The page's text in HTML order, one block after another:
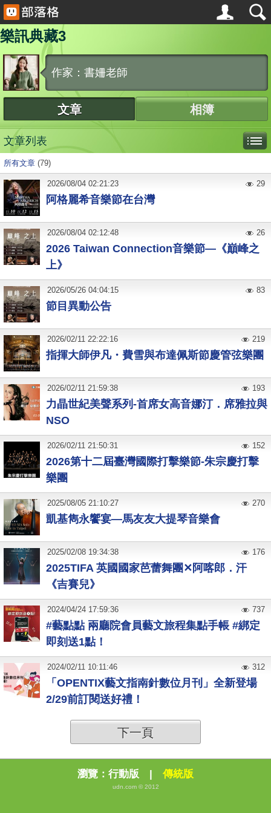
樂訊典藏3
作家：書姍老師
文章 相簿
文章列表
所有文章 (79)
​阿格麗希音樂節在台灣
2026/08/04 02:21:23 29
2026 Taiwan Connection音樂節—《巔峰之
上》
2026/08/04 02:12:48 26
節目異動公告
2026/05/26 04:04:15 83
指揮大師伊凡・費雪與布達佩斯節慶管弦樂團
2026/02/11 22:22:16 219
力晶世紀美聲系列-首席女高音娜汀．席雅拉與
NSO
2026/02/11 21:59:38 193
2026第十二屆臺灣國際打擊樂節-朱宗慶打擊
樂團
2026/02/11 21:50:31 152
凱基雋永饗宴—馬友友大提琴音樂會
2025/08/05 21:10:27 270
2025TIFA 英國國家芭蕾舞團✕阿喀郎．汗
《吉賽兒》
2025/02/08 19:34:38 176
#藝點點 兩廳院會員藝文旅程集點手帳 #綁定
即刻送1點！
2024/04/24 17:59:36 737
「OPENTIX藝文指南針數位月刊」全新登場
2/29前訂閱送好禮！
2024/02/11 10:11:46 312
下一頁
瀏覽： 行動版 | 傳統版
udn.com © 2012